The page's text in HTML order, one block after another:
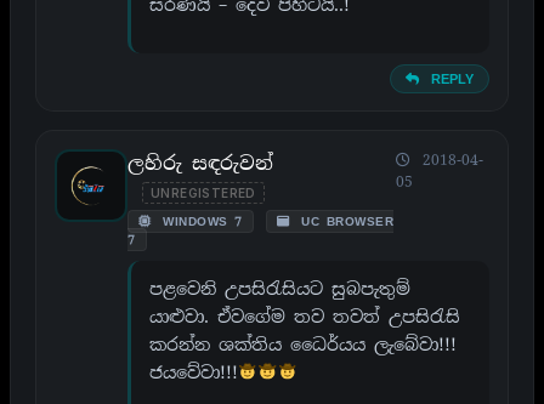
REPLY
ලහිරු සඳරුවන්
UNREGISTERED
WINDOWS 7
UC BROWSER
7
2018-04-
05
පළවෙනි උපසිරැසියට සුබපැතුම්
යාළුවා. ඒවගේම තව තවත් උපසිරැසි
කරන්න ශක්තිය ධෛර්යය ලැබේවා!!!
ජයවේවා!!!